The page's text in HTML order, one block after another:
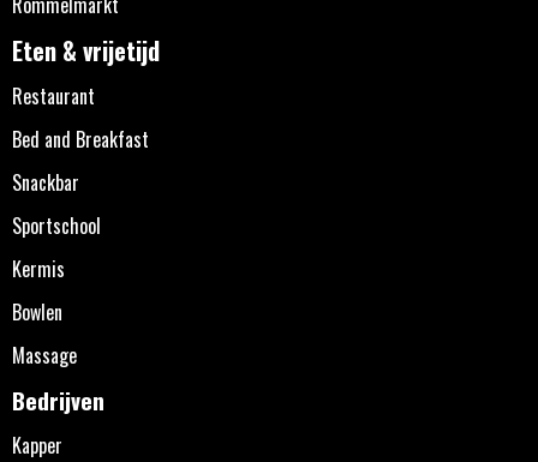
Eten & vrijetijd
Restaurant
Bed and Breakfast
Snackbar
Sportschool
Kermis
Bowlen
Massage
Bedrijven
Kapper